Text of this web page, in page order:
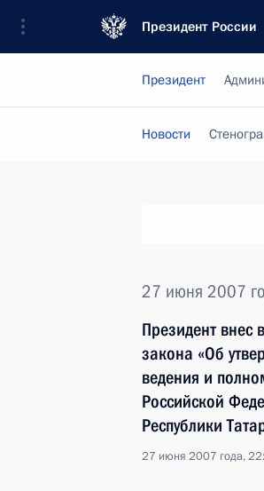
Президент России
Президент
Новости
27 июня 2007
Президент внес
закона «Об
ведения и
Российской
Республики
27 июня 2007 года,